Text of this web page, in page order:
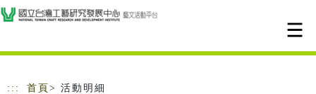
跳到主要內容
網站導覽
::: 首頁 > 活動明細